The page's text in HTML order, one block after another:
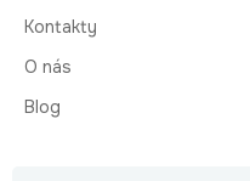
Kontakty
O nás
Blog